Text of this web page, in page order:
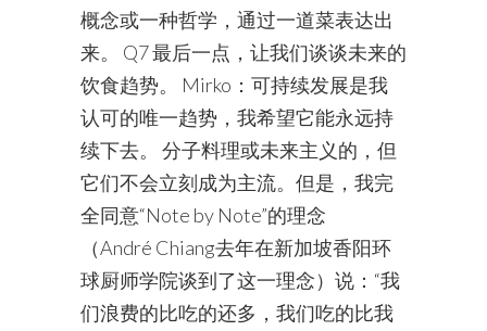
概念或一种哲学，通过一道菜表达出
来。 Q7 最后一点，让我们谈谈未来的
饮食趋势。 Mirko：可持续发展是我
认可的唯一趋势，我希望它能永远持
续下去。 分子料理或未来主义的，但
它们不会立刻成为主流。但是，我完
全同意“Note by Note”的理念
（André Chiang去年在新加坡香阳环
球厨师学院谈到了这一理念）说：“我
们浪费的比吃的还多，我们吃的比我